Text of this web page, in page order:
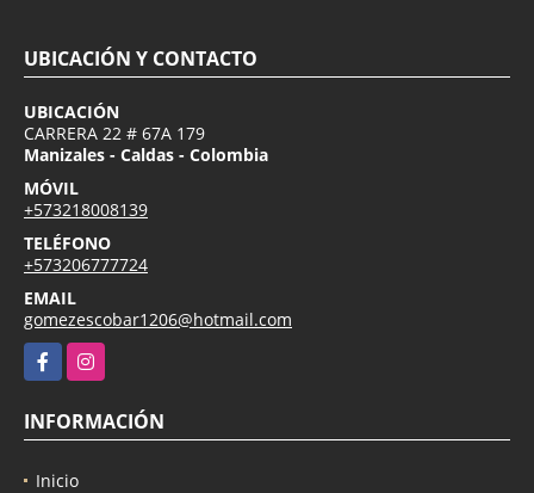
UBICACIÓN Y CONTACTO
UBICACIÓN
CARRERA 22 # 67A 179
Manizales - Caldas - Colombia
MÓVIL
+573218008139
TELÉFONO
+573206777724
EMAIL
gomezescobar1206@hotmail.com
FacebookInstagram
INFORMACIÓN
Inicio